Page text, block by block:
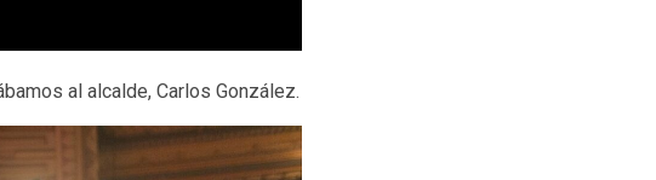
al alcalde, Carlos González.